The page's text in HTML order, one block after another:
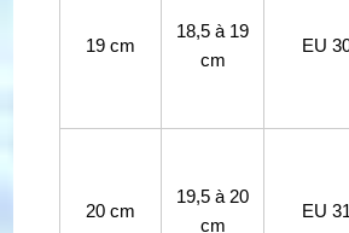
19 cm
18,5 à 19
cm
EU
20 cm
19,5 à 20
cm
EU